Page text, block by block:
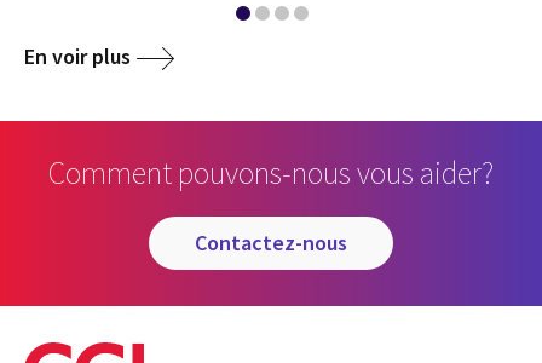
En voir plus
Comment pouvons-nous vous aider?
contactez-nous